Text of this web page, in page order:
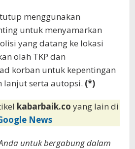
menggunakan
untuk menyamarkan
yang datang ke lokasi
olah TKP dan
korban untuk kepentingan
lanjut serta autopsi. (*)
kabarbaik.co yang lain di
News
untuk bergabung dalam